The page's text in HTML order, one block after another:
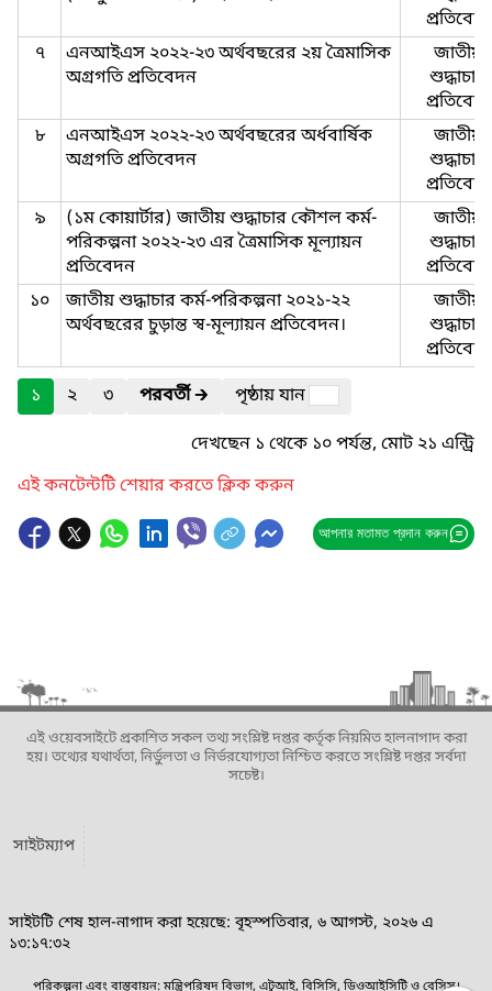
৭
এনআইএস ২০২২-২৩ অর্থবছরের ২য় ত্রৈমাসিক
অগ্রগতি প্রতিবেদন
জাতীয়-
শুদ্ধাচার-
৮
এনআইএস ২০২২-২৩ অর্থবছরের অর্ধবার্ষিক
অগ্রগতি প্রতিবেদন
জাতীয়-
শুদ্ধাচার-
৯
(১ম কোয়ার্টার) জাতীয় শুদ্ধাচার কৌশল কর্ম-
পরিকল্পনা ২০২২-২৩ এর ত্রৈমাসিক মূল্যায়ন
প্রতিবেদন
জাতীয়-
শুদ্ধাচার-
১০
জাতীয় শুদ্ধাচার কর্ম-পরিকল্পনা ২০২১-২২
অর্থবছরের চুড়ান্ত স্ব-মূল্যায়ন প্রতিবেদন।
জাতীয়-
শুদ্ধাচার-
১
২ ৩ পরবর্তী🡲
পৃষ্ঠায় যান
দেখছেন ১ থেকে ১০ পর্যন্ত, মোট ২১ এন্ট্রি
এই কনটেন্টটি শেয়ার করতে ক্লিক করুন
আপনার মতামত প্রদান করুন
এই ওয়েবসাইটে প্রকাশিত সকল তথ্য সংশ্লিষ্ট দপ্তর কর্তৃক নিয়মিত হালনাগাদ করা
হয়। তথ্যের যথার্থতা, নির্ভুলতা ও নির্ভরযোগ্যতা নিশ্চিত করতে সংশ্লিষ্ট দপ্তর সর্বদা
সচেষ্ট।
সাইটম্যাপ
সাইটটি শেষ হাল-নাগাদ করা হয়েছে: বৃহস্পতিবার, ৬ আগস্ট, ২০২৬ এ
১৩:১৭:৩২
পরিকল্পনা এবং বাস্তবায়ন: মন্ত্রিপরিষদ বিভাগ, এটুআই, বিসিসি, ডিওআইসিটি ও বেসিস।